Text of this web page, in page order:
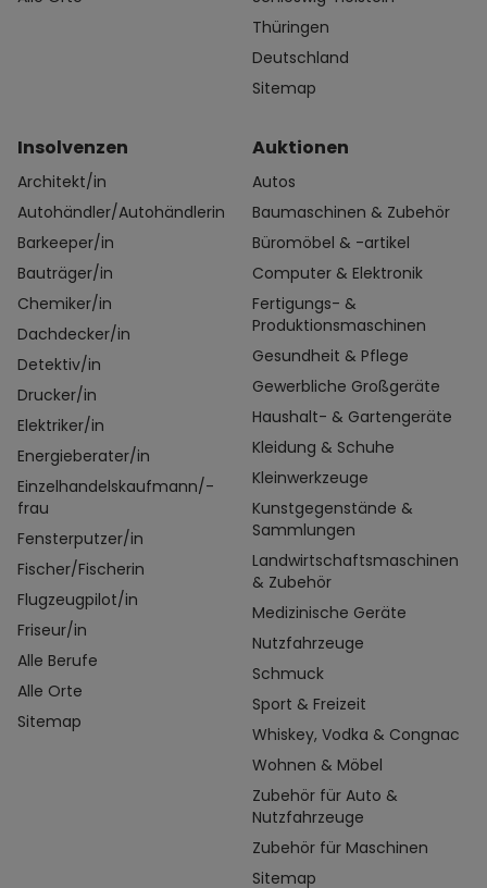
Thüringen
Deutschland
Sitemap
Insolvenzen
Architekt/in
Autohändler/Autohändlerin
Barkeeper/in
Bauträger/in
Chemiker/in
Dachdecker/in
Detektiv/in
Drucker/in
Elektriker/in
Energieberater/in
Einzelhandelskaufmann/-
frau
Fensterputzer/in
Fischer/Fischerin
Flugzeugpilot/in
Friseur/in
Alle Berufe
Alle Orte
Sitemap
Auktionen
Autos
Baumaschinen & Zubehör
Büromöbel & -artikel
Computer & Elektronik
Fertigungs- &
Produktionsmaschinen
Gesundheit & Pflege
Gewerbliche Großgeräte
Haushalt- & Gartengeräte
Kleidung & Schuhe
Kleinwerkzeuge
Kunstgegenstände &
Sammlungen
Landwirtschaftsmaschinen
& Zubehör
Medizinische Geräte
Nutzfahrzeuge
Schmuck
Sport & Freizeit
Whiskey, Vodka & Congnac
Wohnen & Möbel
Zubehör für Auto &
Nutzfahrzeuge
Zubehör für Maschinen
Sitemap